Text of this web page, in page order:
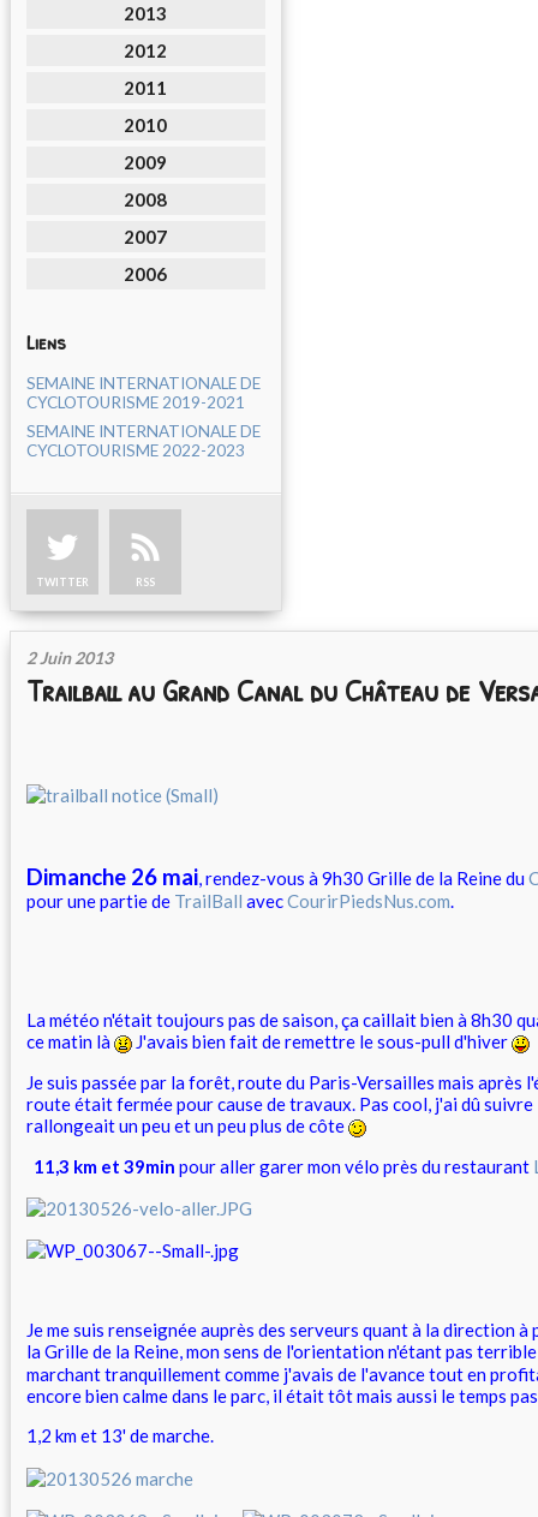
2013
2012
2011
2010
2009
2008
2007
2006
Liens
SEMAINE INTERNATIONALE DE
CYCLOTOURISME 2019-2021
SEMAINE INTERNATIONALE DE
CYCLOTOURISME 2022-2023
TWITTER RSS
2 Juin 2013
Trailball au Grand Canal du Château de
Dimanche 26 mai, rendez-vous à 9h30 Grille de la Reine du
pour une partie de TrailBall avecCourirPiedsNus.com.
La météo n'était toujours pas de saison, ça caillait bien à 8h30
ce matin là
J'avais bien fait de remettre le sous-pull d'hiver
Je suis passée par la forêt, route du Paris-Versailles mais après
route était fermée pour cause de travaux. Pas cool, j'ai dû
rallongeait un peu et un peu plus de côte
11,3 km et 39min pour aller garer mon vélo près du restaurant
Je me suis renseignée auprès des serveurs quant à la direction
la Grille de la Reine, mon sens de l'orientation n'étant pas
marchant tranquillement comme j'avais de l'avance tout en
encore bien calme dans le parc, il était tôt mais aussi le temps
1,2 km et 13' de marche.